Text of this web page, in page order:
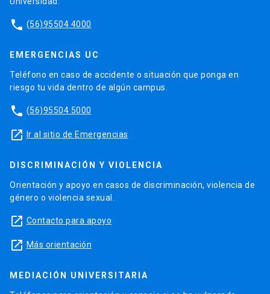
phone (56)95504 4000
EMERGENCIAS UC
Teléfono en caso de accidente o situación que ponga en
riesgo tu vida dentro de algún campus.
phone (56)95504 5000
launch Ir al sitio de Emergencias
DISCRIMINACIÓN Y VIOLENCIA
Orientación y apoyo en casos de discriminación, violencia de
género o violencia sexual.
launch Contacto para apoyo
launch Más orientación
MEDIACIÓN UNIVERSITARIA